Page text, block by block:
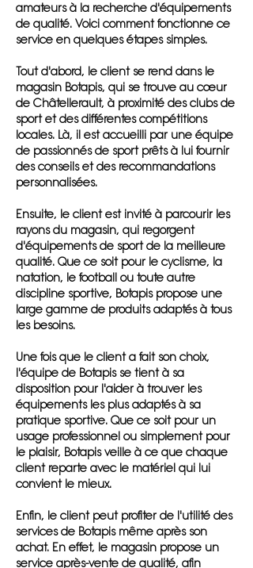
amateurs à la recherche d'équipements
de qualité. Voici comment fonctionne ce
service en quelques étapes simples.
Tout d'abord, le client se rend dans le
magasin Botapis, qui se trouve au cœur
de Châtellerault, à proximité des clubs de
sport et des différentes compétitions
locales. Là, il est accueilli par une équipe
de passionnés de sport prêts à lui fournir
des conseils et des recommandations
personnalisées.
Ensuite, le client est invité à parcourir les
rayons du magasin, qui regorgent
d'équipements de sport de la meilleure
qualité. Que ce soit pour le cyclisme, la
natation, le football ou toute autre
discipline sportive, Botapis propose une
large gamme de produits adaptés à tous
les besoins.
Une fois que le client a fait son choix,
l'équipe de Botapis se tient à sa
disposition pour l'aider à trouver les
équipements les plus adaptés à sa
pratique sportive. Que ce soit pour un
usage professionnel ou simplement pour
le plaisir, Botapis veille à ce que chaque
client reparte avec le matériel qui lui
convient le mieux.
Enfin, le client peut profiter de l'utilité des
services de Botapis même après son
achat. En effet, le magasin propose un
service après-vente de qualité, afin